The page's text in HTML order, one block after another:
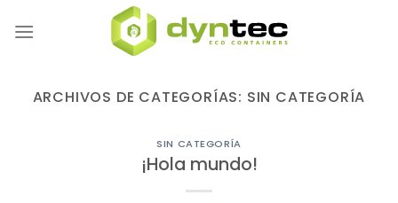
ARCHIVOS DE CATEGORÍAS: SIN CATEGORÍA
SIN CATEGORÍA
¡Hola mundo!